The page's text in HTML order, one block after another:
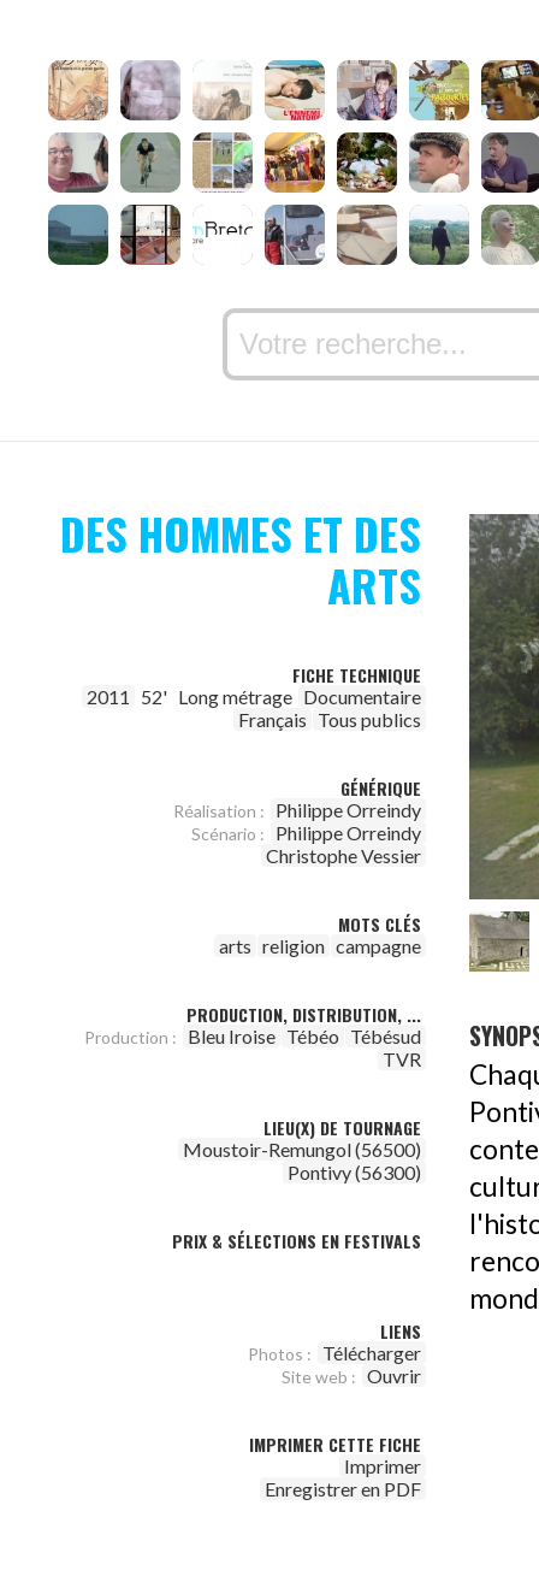
DES HOMMES ET DES
ARTS
FICHE TECHNIQUE
2011 52' Long métrage Documentaire
Français Tous publics
GÉNÉRIQUE
Réalisation : Philippe Orreindy
Scénario :
Philippe Orreindy
Christophe Vessier
MOTS CLÉS
arts religion campagne
PRODUCTION, DISTRIBUTION, ...
Production : Bleu Iroise Tébéo Tébésud
TVR
LIEU(X) DE TOURNAGE
Moustoir-Remungol (56500)
Pontivy (56300)
PRIX & SÉLECTIONS EN FESTIVALS
LIENS
Photos : Télécharger
Site web : Ouvrir
IMPRIMER CETTE FICHE
Imprimer
Enregistrer en PDF